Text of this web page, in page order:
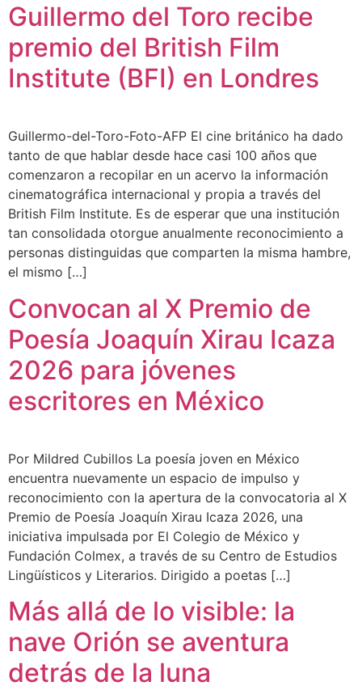
Guillermo del Toro recibe
premio del British Film
Institute (BFI) en Londres
Guillermo-del-Toro-Foto-AFP El cine británico ha dado
tanto de que hablar desde hace casi 100 años que
comenzaron a recopilar en un acervo la información
cinematográfica internacional y propia a través del
British Film Institute. Es de esperar que una institución
tan consolidada otorgue anualmente reconocimiento a
personas distinguidas que comparten la misma hambre,
el mismo […]
Convocan al X Premio de
Poesía Joaquín Xirau Icaza
2026 para jóvenes
escritores en México
Por Mildred Cubillos La poesía joven en México
encuentra nuevamente un espacio de impulso y
reconocimiento con la apertura de la convocatoria al X
Premio de Poesía Joaquín Xirau Icaza 2026, una
iniciativa impulsada por El Colegio de México y
Fundación Colmex, a través de su Centro de Estudios
Lingüísticos y Literarios. Dirigido a poetas […]
Más allá de lo visible: la
nave Orión se aventura
detrás de la luna